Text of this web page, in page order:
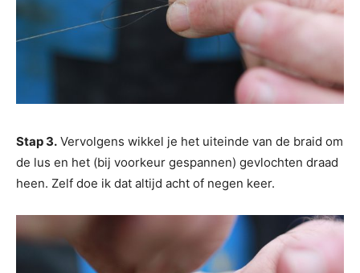
Stap 3. Vervolgens wikkel je het uiteinde van de braid om
de lus en het (bij voorkeur gespannen) gevlochten draad
heen. Zelf doe ik dat altijd acht of negen keer.